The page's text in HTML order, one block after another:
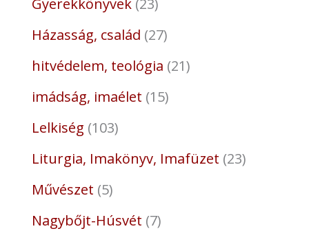
Gyerekkönyvek 23
Házasság, család 27
hitvédelem, teológia 21
imádság, imaélet 15
Lelkiség 103
Liturgia, Imakönyv, Imafüzet 23
Művészet 5
Nagybőjt-Húsvét 7